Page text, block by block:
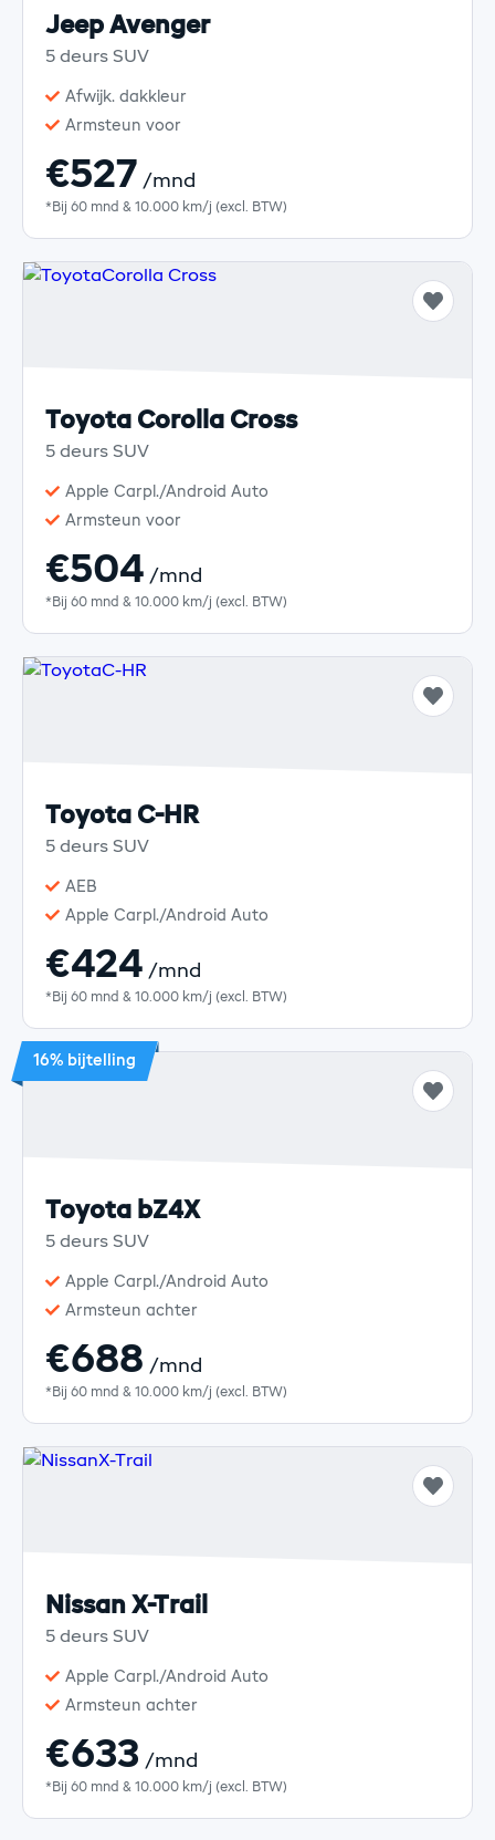
Jeep Avenger
5 deurs SUV
Afwijk. dakkleur
Armsteun voor
€527 /mnd
*Bij 60 mnd & 10.000 km/j (excl. BTW)
Toyota Corolla Cross
5 deurs SUV
Apple Carpl./Android Auto
Armsteun voor
€504 /mnd
*Bij 60 mnd & 10.000 km/j (excl. BTW)
Toyota C-HR
5 deurs SUV
AEB
Apple Carpl./Android Auto
€424 /mnd
*Bij 60 mnd & 10.000 km/j (excl. BTW)
16% bijtelling
Toyota bZ4X
5 deurs SUV
Apple Carpl./Android Auto
Armsteun achter
€688 /mnd
*Bij 60 mnd & 10.000 km/j (excl. BTW)
Nissan X-Trail
5 deurs SUV
Apple Carpl./Android Auto
Armsteun achter
€633 /mnd
*Bij 60 mnd & 10.000 km/j (excl. BTW)